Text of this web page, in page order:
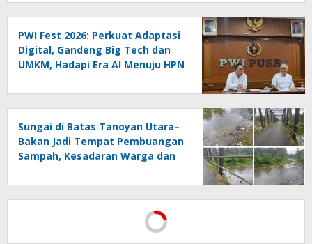
PWI Fest 2026: Perkuat Adaptasi
Digital, Gandeng Big Tech dan
UMKM, Hadapi Era AI Menuju HPN
Sungai di Batas Tanoyan Utara–
Bakan Jadi Tempat Pembuangan
Sampah, Kesadaran Warga dan
Dipertanyakan